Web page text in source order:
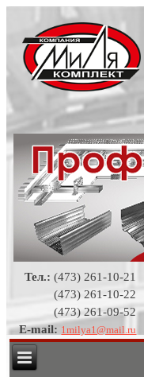
Тел.: (473) 261-10-21
(473) 261-10-22
(473) 261-09-52
E-mail: 1milya1@mail.ru